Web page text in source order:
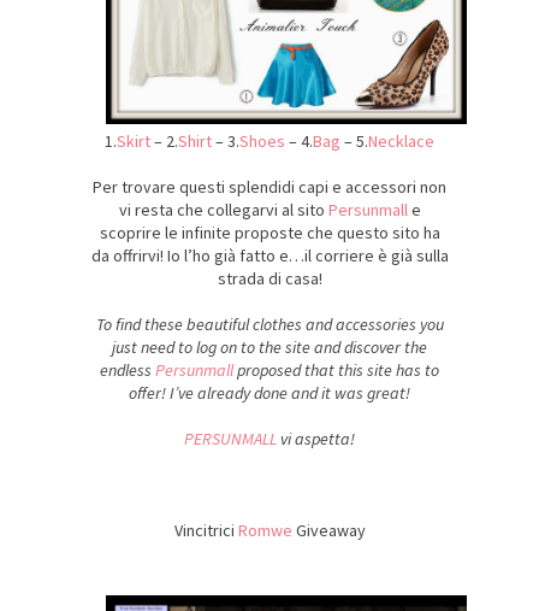
1.Skirt– 2.Shirt– 3.Shoes – 4.Bag – 5.Necklace
Per trovare questi splendidi capi e accessori non
vi resta che collegarvi al sito Persunmalle
scoprire le infinite proposte che questo sito ha
da offrirvi! Io l’ho già fatto e…il corriere è già sulla
strada di casa!
To find these beautiful clothes and accessories you
just need to log on to the site and discover the
endless Persunmallproposed that this site has to
offer! I’ve already done and it was great!
PERSUNMALL vi aspetta!
Vincitrici Romwe Giveaway